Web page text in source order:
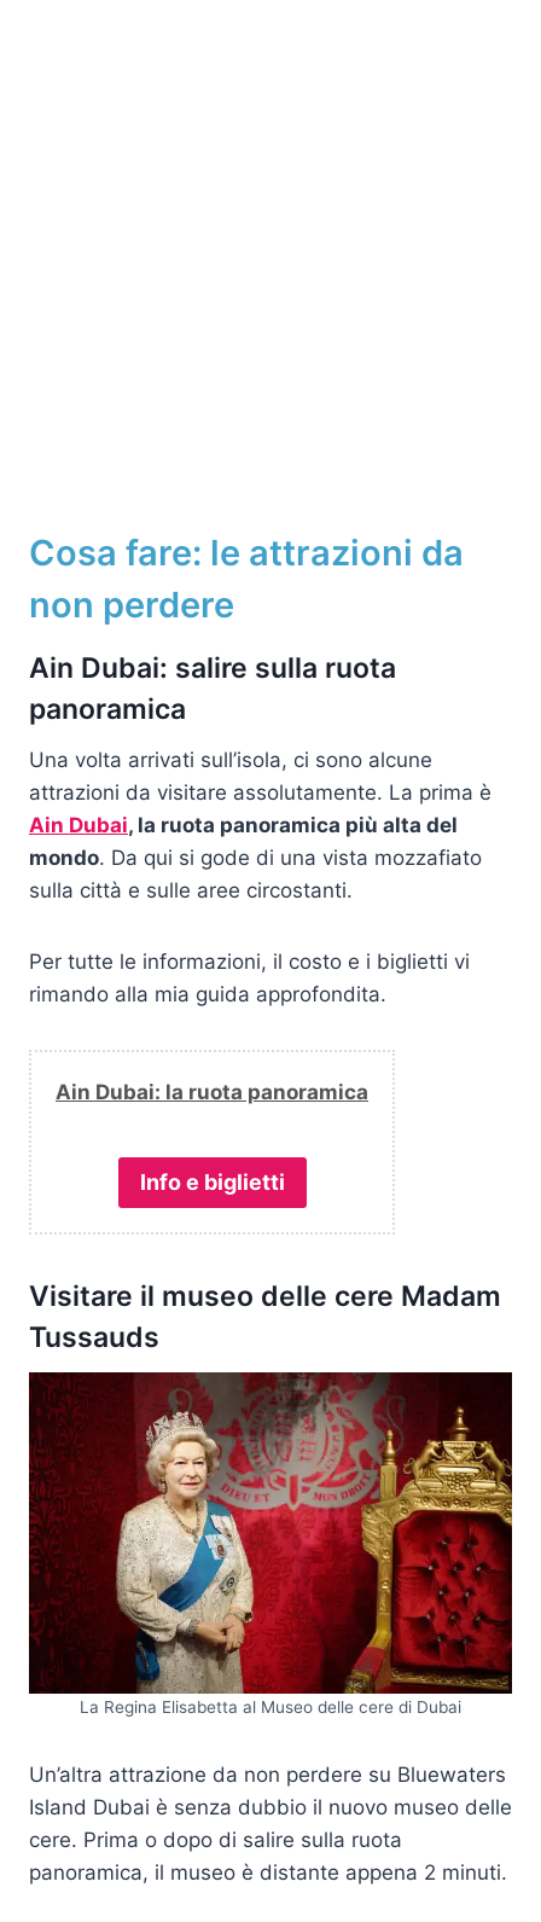
Cosa fare: le attrazioni da
non perdere
Ain Dubai: salire sulla ruota
panoramica
Una volta arrivati sull’isola, ci sono alcune
attrazioni da visitare assolutamente. La prima è
Ain Dubai, la ruota panoramica più alta del
mondo. Da qui si gode di una vista mozzafiato
sulla città e sulle aree circostanti.
Per tutte le informazioni, il costo e i biglietti vi
rimando alla mia guida approfondita.
Ain Dubai: la ruota panoramica
Info e biglietti
Visitare il museo delle cere Madam
Tussauds
La Regina Elisabetta al Museo delle cere di Dubai
Un’altra attrazione da non perdere su Bluewaters
Island Dubai è senza dubbio il nuovo museo delle
cere. Prima o dopo di salire sulla ruota
panoramica, il museo è distante appena 2 minuti.